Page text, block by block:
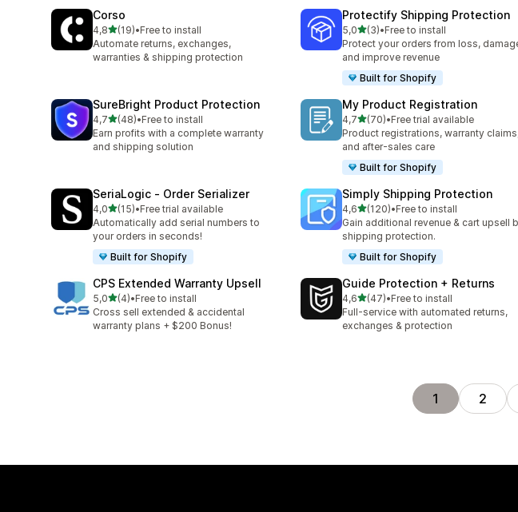
Corso
4,8na 5 gwiazdek
(19)
Łączna liczba recenzji: 19
•Free to install
Automate returns, exchanges,
warranties & shipping protection
Protectify Shipping Protection
5,0na 5 gwiazdek
(3)
Łączna liczba recenzji: 3
•Free to install
Protect your orders from loss,
and improve revenue
Built for Shopify
SureBright Product Protection
4,7na 5 gwiazdek
(48)
Łączna liczba recenzji: 48
•Free to install
Earn profits with a complete warranty
and shipping solution
My Product Registration
4,7na 5 gwiazdek
(70)
Łączna liczba recenzji: 70
•Free trial available
Product registrations, warranty
and after-sales care
Built for Shopify
SeriaLogic ‑ Order Serializer
4,0na 5 gwiazdek
(15)
Łączna liczba recenzji: 15
•Free trial available
Automatically add serial numbers to
your orders in seconds!
Built for Shopify
Simply Shipping Protection
4,6na 5 gwiazdek
(120)
Łączna liczba recenzji: 120
•Free to install
Gain additional revenue & cart upsell
shipping protection.
Built for Shopify
CPS Extended Warranty Upsell
5,0na 5 gwiazdek
(4)
Łączna liczba recenzji: 4
•Free to install
Cross sell extended & accidental
warranty plans + $200 Bonus!
Guide Protection + Returns
4,6na 5 gwiazdek
(47)
Łączna liczba recenzji: 47
•Free to install
Full-service with automated returns,
exchanges & protection
1 2